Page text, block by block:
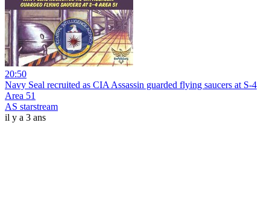
20:50
Navy Seal recruited as CIA Assassin guarded flying saucers at S-4
Area 51
AS starstream
il y a 3 ans